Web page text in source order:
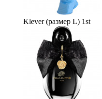
Klever (размер L) 1st